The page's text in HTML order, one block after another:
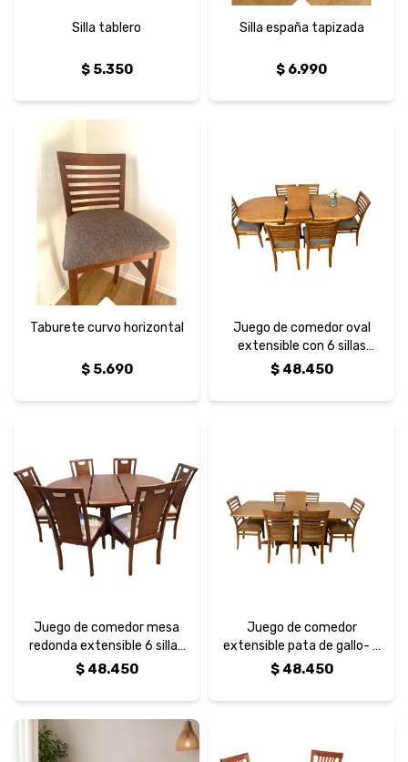
Silla tablero
$ 5.350
Silla españa tapizada
$ 6.990
Taburete curvo horizontal
$ 5.690
Juego de comedor oval
extensible con 6 sillas
metro
$ 48.450
Juego de comedor mesa
redonda extensible 6 sillas
uñero
$ 48.450
Juego de comedor
extensible pata de gallo- 6
sillas curvas horizontales
$ 48.450